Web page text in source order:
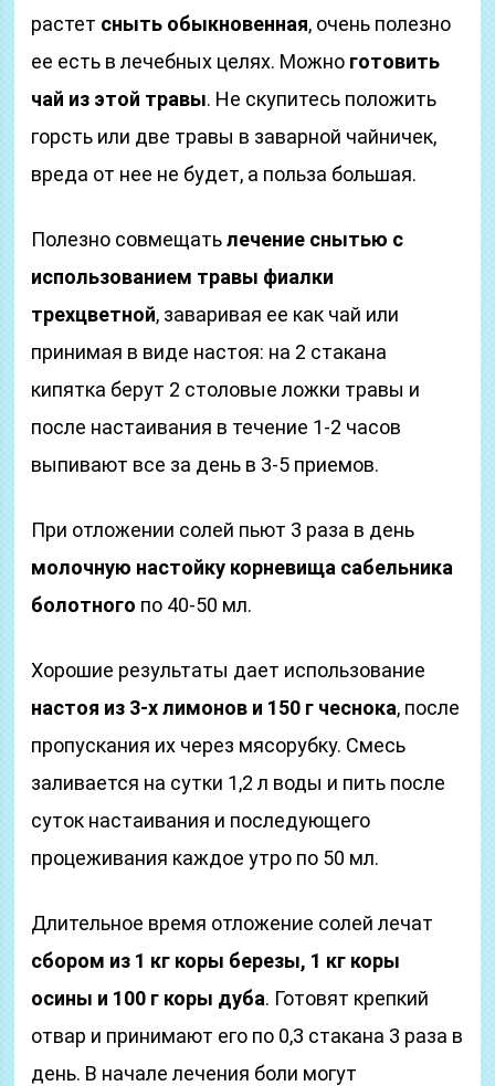
растет сныть обыкновенная, очень полезно
ее есть в лечебных целях. Можно готовить
чай из этой травы. Не скупитесь положить
горсть или две травы в заварной чайничек,
вреда от нее не будет, а польза большая.
Полезно совмещатьлечение снытью с
использованием травы фиалки
трехцветной, заваривая ее как чай или
принимая в виде настоя: на 2 стакана
кипятка берут 2 столовые ложки травы и
после настаивания в течение 1-2 часов
выпивают все за день в 3-5 приемов.
При отложении солей пьют 3 раза в день
молочную настойку корневища сабельника
болотного по 40-50 мл.
Хорошие результаты дает использование
настоя из 3-х лимонов и 150 г чеснока, после
пропускания их через мясорубку. Смесь
заливается на сутки 1,2 л воды и пить после
суток настаивания и последующего
процеживания каждое утро по 50 мл.
Длительное время отложение солей лечат
сбором из 1 кг коры березы, 1 кг коры
осины и 100 г коры дуба. Готовят крепкий
отвар и принимают его по 0,3 стакана 3 раза в
день. В начале лечения боли могут